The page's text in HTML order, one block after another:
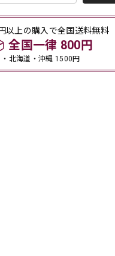
以上の購入で全国送料無料
全国一律 800円
・北海道・沖縄 1500円